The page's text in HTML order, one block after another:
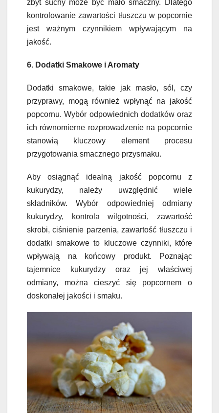
zbyt suchy może być mało smaczny. Dlatego
kontrolowanie zawartości tłuszczu w popcornie
jest ważnym czynnikiem wpływającym na
jakość.
6. Dodatki Smakowe i Aromaty
Dodatki smakowe, takie jak masło, sól, czy
przyprawy, mogą również wpłynąć na jakość
popcornu. Wybór odpowiednich dodatków oraz
ich równomierne rozprowadzenie na popcornie
stanowią kluczowy element procesu
przygotowania smacznego przysmaku.
Aby osiągnąć idealną jakość popcornu z
kukurydzy, należy uwzględnić wiele
składników. Wybór odpowiedniej odmiany
kukurydzy, kontrola wilgotności, zawartość
skrobi, ciśnienie parzenia, zawartość tłuszczu i
dodatki smakowe to kluczowe czynniki, które
wpływają na końcowy produkt. Poznając
tajemnice kukurydzy oraz jej właściwej
odmiany, można cieszyć się popcornem o
doskonałej jakości i smaku.